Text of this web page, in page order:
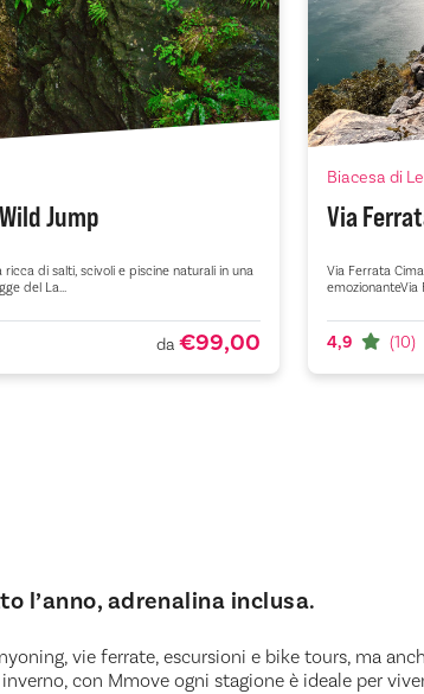
Jump
di salti, scivoli e piscine naturali in una
del La...
da €99,00
Biacesa di
Via
Via Ferrata
emozionanteVia
4,9 (10)
l’anno, adrenalina inclusa.
vie ferrate, escursioni e bike tours, ma
con Mmove ogni stagione è ideale per